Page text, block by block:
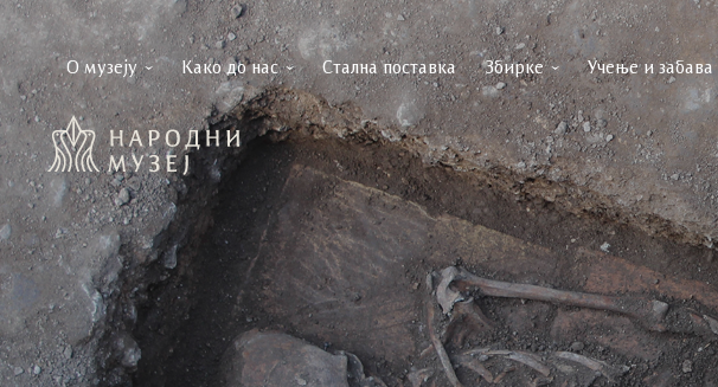
О музеју Како до нас Стална поставка Збирке Учење и забава